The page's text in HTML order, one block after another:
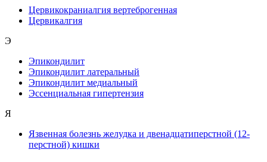
Цервикокраниалгия вертеброгенная
Цервикалгия
Э
Эпикондилит
Эпикондилит латеральный
Эпикондилит медиальный
Эссенциальная гипертензия
Я
Язвенная болезнь желудка и двенадцатиперстной (12-
перстной) кишки